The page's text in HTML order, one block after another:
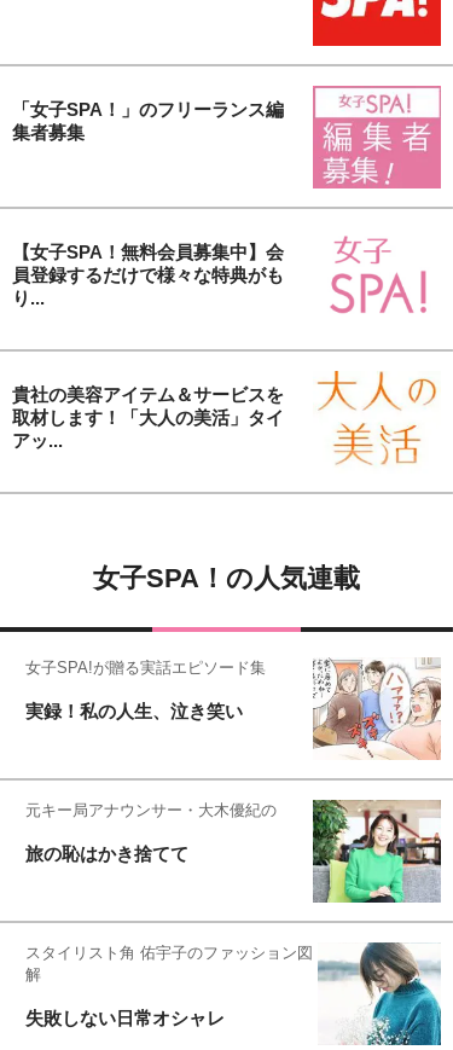
「女子SPA！」のフリーランス編
集者募集
【女子SPA！無料会員募集中】会
員登録するだけで様々な特典がも
り...
貴社の美容アイテム＆サービスを
取材します！「大人の美活」タイ
アッ...
女子SPA！の人気連載
女子SPA!が贈る実話エピソード集
実録！私の人生、泣き笑い
元キー局アナウンサー・大木優紀の
旅の恥はかき捨てて
スタイリスト角 佑宇子のファッション図
解
失敗しない日常オシャレ